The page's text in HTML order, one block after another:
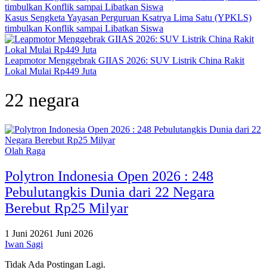
Kasus Sengketa Yayasan Perguruan Ksatrya Lima Satu (YPKLS)
timbulkan Konflik sampai Libatkan Siswa
Leapmotor Menggebrak GIIAS 2026: SUV Listrik China Rakit
Lokal Mulai Rp449 Juta
22 negara
Olah Raga
Polytron Indonesia Open 2026 : 248
Pebulutangkis Dunia dari 22 Negara
Berebut Rp25 Milyar
1 Juni 20261 Juni 2026
Iwan Sagi
Tidak Ada Postingan Lagi.